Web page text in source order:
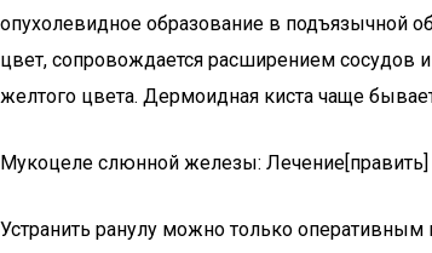
опухолевидное образование в подъязычной
цвет, сопровождается расширением сосудов
желтого цвета. Дермоидная киста чаще
Мукоцеле слюнной железы: Лечение[править]
Устранить ранулу можно только оперативным